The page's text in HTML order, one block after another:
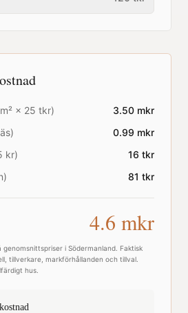
m² × 25 tkr) 3.50 mkr
) 0.99 mkr
kr)
16 tkr
81 tkr
4.6 mkr
genomsnittspriser i Södermanland . Faktisk
tillverkare, markförhållanden och tillval.
hus.